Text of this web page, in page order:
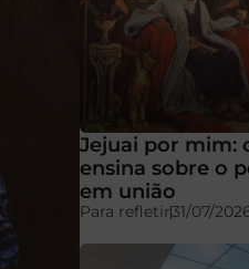
Jejuai por mim:
ensina sobre o
em união
Para refletir31/07/